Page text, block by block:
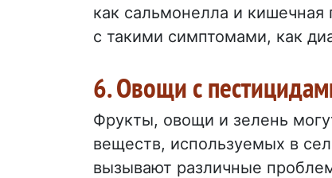
как сальмонелла и
с такими симптомами, как
6. Овощи с
Фрукты, овощи и зелень
веществ, используемых в
вызывают различные